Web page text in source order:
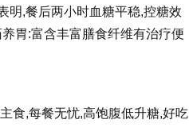
明,餐后两小时血糖平稳,控糖效
胃:富含丰富膳食纤维有治疗便
食,每餐无忧,高饱腹低升糖,好吃